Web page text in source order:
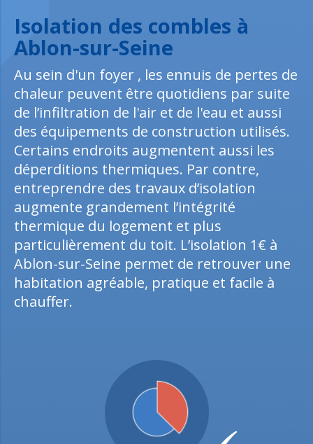
Isolation des combles à
Ablon-sur-Seine
Au sein d'un foyer , les ennuis de pertes de
chaleur peuvent être quotidiens par suite
de l’infiltration de l'air et de l'eau et aussi
des équipements de construction utilisés.
Certains endroits augmentent aussi les
déperditions thermiques. Par contre,
entreprendre des travaux d’isolation
augmente grandement l’intégrité
thermique du logement et plus
particulièrement du toit. L’isolation 1€ à
Ablon-sur-Seine permet de retrouver une
habitation agréable, pratique et facile à
chauffer.